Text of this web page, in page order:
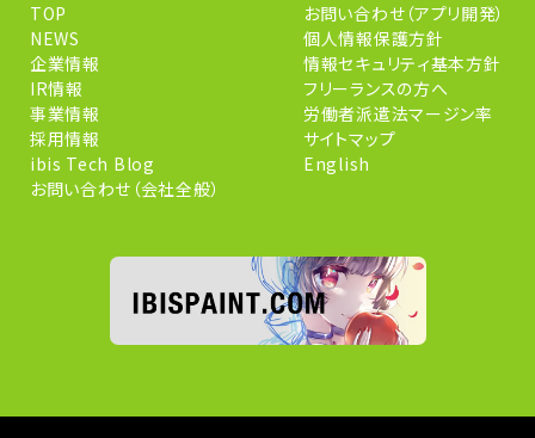
TOP
NEWS
企業情報
IR情報
事業情報
採用情報
ibis Tech Blog
お問い合わせ（会社全般）
お問い合わせ（アプリ開発）
個人情報保護方針
情報セキュリティ基本方針
フリーランスの方へ
労働者派遣法マージン率
サイトマップ
English